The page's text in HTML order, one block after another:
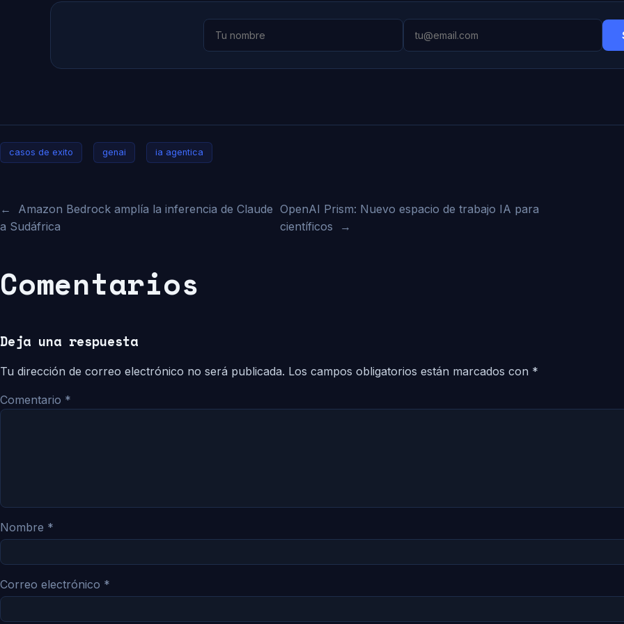
casos de exito genai ia agentica
←
Amazon Bedrock amplía la inferencia de Claude
a Sudáfrica
OpenAI Prism: Nuevo espacio de trabajo IA para
científicos
→
Comentarios
Deja una respuesta
Tu dirección de correo electrónico no será publicada. Los campos obligatorios están marcados con *
Comentario *
Nombre *
Correo electrónico *